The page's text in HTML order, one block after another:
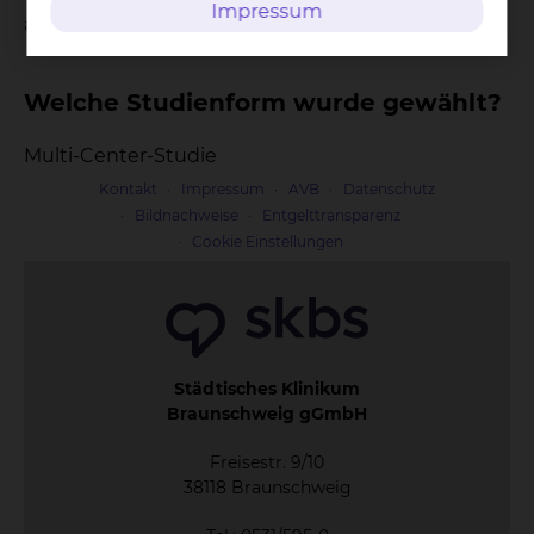
aktiv
Welche Studienform wurde gewählt?
Multi-Center-Studie
Kontakt Impressum AVB
Datenschutz
Bildnachweise
Entgelttransparenz
Cookie Einstellungen
Städtisches Klinikum
Braunschweig gGmbH
Freisestr. 9/10
38118 Braunschweig
Impressum